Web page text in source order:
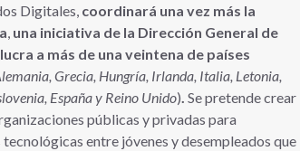
Digitales, coordinará una vez más la
una iniciativa de la Dirección General de
a más de una veintena de países
Grecia, Hungría, Irlanda, Italia, Letonia,
España y Reino Unido) Se pretende crear
públicas y privadas para
entre jóvenes y desempleados que